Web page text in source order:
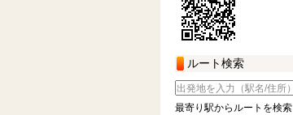
ルート検索
最寄り駅からルートを検索